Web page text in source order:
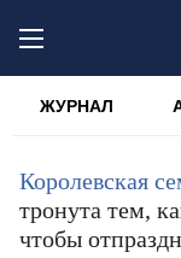
ЖУРНАЛ
Королевская
тронута тем,
чтобы